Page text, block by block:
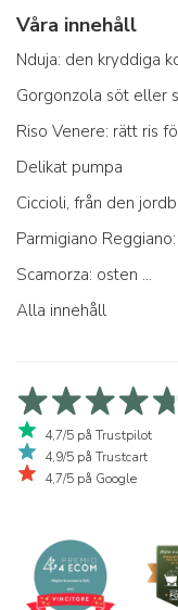
Våra innehåll
Nduja: den kryddiga
Gorgonzola söt eller
Riso Venere: rätt ris
Delikat pumpa
Ciccioli, från den
Parmigiano
Scamorza: osten ...
Alla innehåll
4,7/5 på Trustpilot
4,9/5 på Trustcart
4,7/5 på Google